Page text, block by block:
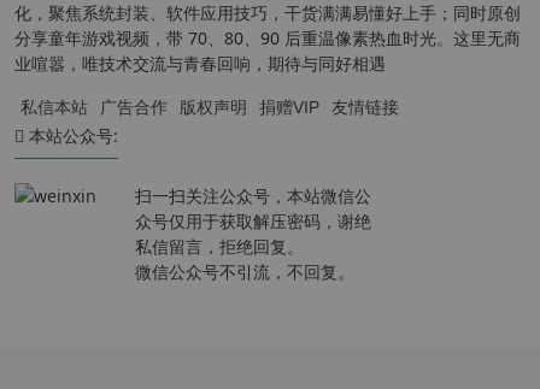
化，聚焦系统封装、软件应用技巧，干货满满易懂好上手；同时原创
分享童年游戏视频，带 70、80、90 后重温像素热血时光。这里无商
业喧嚣，唯技术交流与青春回响，期待与同好相遇
私信本站 广告合作 版权声明 捐赠VIP 友情链接
本站公众号:
扫一扫关注公众号，本站微信公
众号仅用于获取解压密码，谢绝
私信留言，拒绝回复。
微信公众号不引流，不回复。